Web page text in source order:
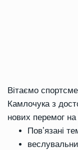
Вітаємо
Камлочука з
нових перемог на
Повʼязані